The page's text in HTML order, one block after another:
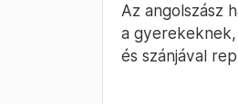
Az angolszász
a
és szánjával